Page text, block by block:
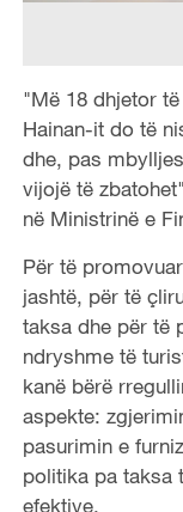
"Më 18 dhjetor
Hainan-it do të
dhe, pas
vijojë të
në Ministrinë e
Për të
jashtë, për të
taksa dhe për të
ndryshme të
kanë bërë
aspekte:
pasurimin e
politika pa taksa
efektive.